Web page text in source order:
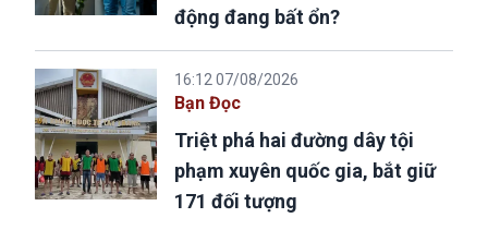
động đang bất ổn?
16:12 07/08/2026
Bạn Đọc
Triệt phá hai đường dây tội
phạm xuyên quốc gia, bắt giữ
171 đối tượng